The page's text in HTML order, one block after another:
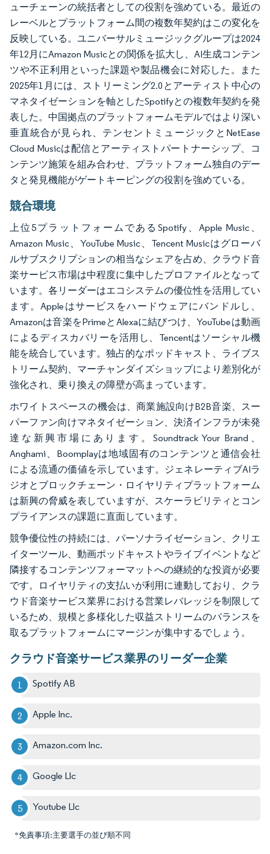
ューチェーンの統括者としての役割を強めている。最近の
レーベルとプラットフォーム間の複数年契約はこの変化を
反映している。ユニバーサルミュージックグループは2024
年12月にAmazon Musicとの関係を拡大し、AI生成コンテン
ツや不正利用といった課題や製品機会に対応した。また
2025年1月には、ストリーミング2.0とアーティスト中心の
マネタイゼーションを軸としたSpotifyとの複数年契約を発
表した。中国拠点のプラットフォームモデルではより深い
垂直統合が見られ、テンセントミュージックとNetEase
Cloud Musicは配信とアーティストパートナーシップ、コ
ンテンツ施策を組み合わせ、プラットフォーム独自のデー
タと発見機能がゲートキーピングの役割を強めている。
競合環境
上位5プラットフォームであるSpotify、Apple Music、
Amazon Music、YouTube Music、Tencent Musicはグローバ
ルサブスクリプションの相当なシェアを占め、クラウド音
楽サービス市場は中程度に集中したプロファイルとなって
います。各リーダーはエコシステムの優位性を活用してい
ます。Appleはサービスをハードウェアにバンドルし、
Amazonは音楽をPrimeとAlexaに結びつけ、YouTubeは動画
によるディスカバリーを活用し、Tencentはソーシャル機
能を統合しています。独占的なポッドキャスト、ライブス
トリーム契約、マーチャンダイズショップにより差別化が
強化され、乗り換えの障壁が高まっています。
ホワイトスペースの機会は、商業施設向けB2B音楽、スー
パーファン向けマネタイゼーション、決済インフラが未発
達な新興市場にあります。Soundtrack Your Brand、
Anghami、Boomplayは地域固有のコンテンツと通信会社
による流通の価値を示しています。ジェネレーティブAIラ
ジオとブロックチェーン・ロイヤリティプラットフォーム
は新興の脅威を表していますが、スケーラビリティとコン
プライアンスの課題に直面しています。
競争優位性の持続には、パーソナライゼーション、クリエ
イターツール、動画ポッドキャストやライブイベントなど
隣接するコンテンツフォーマットへの継続的な投資が必要
です。ロイヤリティの支払いが利用に連動しており、クラ
ウド音楽サービス業界における営業レバレッジを制限して
いるため、規模と多様化した収益ストリームのバランスを
取るプラットフォームにマージンが集中するでしょう。
クラウド音楽サービス業界のリーダー企業
Spotify AB
Apple Inc.
Amazon.com Inc.
Google Llc
Youtube Llc
*免責事項:主要選手の並び順不同